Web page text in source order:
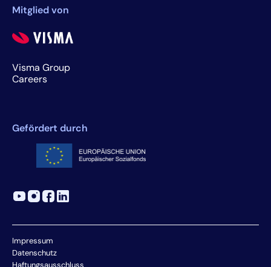
Mitglied von
Visma Group
Careers
Gefördert durch
Impressum
Datenschutz
Haftungsausschluss